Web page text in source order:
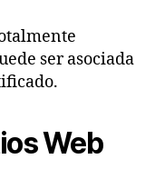
ser asociada
Web